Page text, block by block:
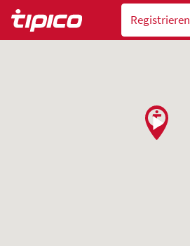
Registrieren